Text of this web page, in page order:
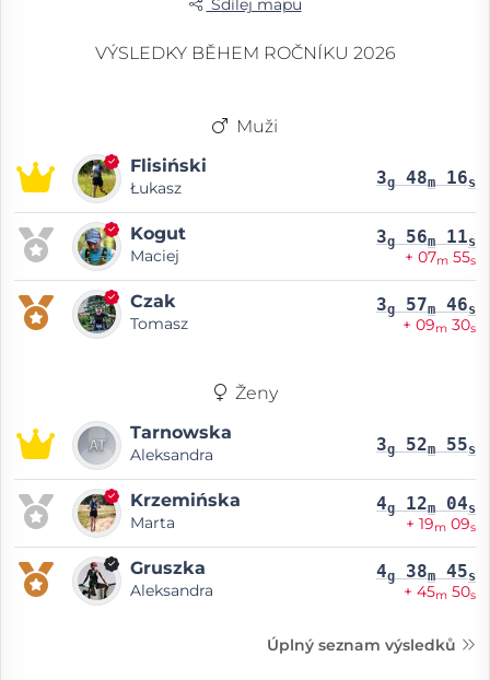
VÝSLEDKY BĚHEM ROČNÍKU 2026
Muži
Flisiński
Łukasz 3g 48m 16s
Kogut
Maciej
3g 56m 11s
+ 07m 55s
Czak
Tomasz
3g 57m 46s
+ 09m 30s
Ženy
Tarnowska
Aleksandra 3g 52m 55s
Krzemińska
Marta
4g 12m 04s
+ 19m 09s
Gruszka
Aleksandra
4g 38m 45s
+ 45m 50s
Úplný seznam výsledků